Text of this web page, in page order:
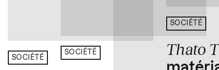
SOCIÉTÉ
SOCIÉTÉ
SOCIÉTÉ
Thato